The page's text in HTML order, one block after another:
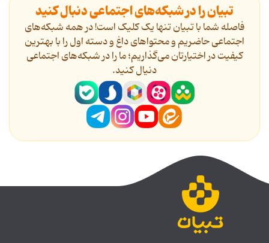
تبیان را در شبکه‌های اجتماعی دنبال کنید
فاصله شما با تبیان تنها یک کلیک است! در همه شبکه‌های
اجتماعی حاضریم و محتواهای داغ و دسته اول را با بهترین
کیفیت در اختیارتان می‌گذاریم؛ ما را در شبکه‌های اجتماعی
دنیال کنید.